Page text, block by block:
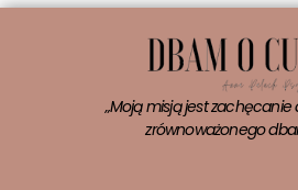
„Moją misją jest
zrównoważonego